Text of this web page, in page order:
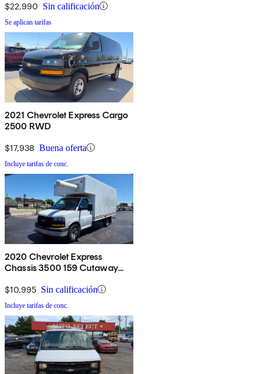
$22,990 Sin calificación
Se aplican tarifas
2021 Chevrolet Express Cargo
2500 RWD
$17,938 Buena oferta
Incluye tarifas de conc.
2020 Chevrolet Express
Chassis 3500 159 Cutaway
$10,995 Sin calificación
Incluye tarifas de conc.